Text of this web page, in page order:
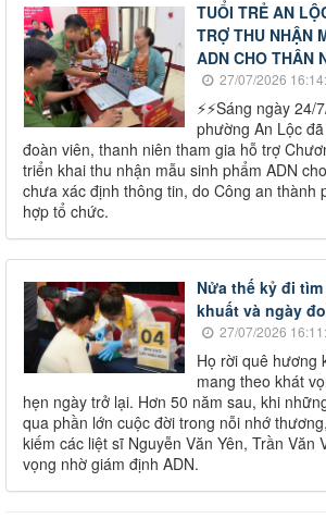
TUỔI TRẺ AN
TRỢ THU NHẬN
ADN CHO THÂN
27/07/2026
⚡️⚡️Sáng ngày
phường An Lộc
đoàn viên, thanh niên tham gia hỗ trợ
triển khai thu nhận mẫu sinh phẩm ADN
chưa xác định thông tin, do Công an thành
hợp tổ chức.
Nửa thế kỷ đi
khuất và ngày
27/07/2026
Họ rời quê hương
mang theo khát
hẹn ngày trở lại. Hơn 50 năm sau, khi
qua phần lớn cuộc đời trong nỗi nhớ
kiếm các liệt sĩ Nguyễn Văn Yên, Trần Văn
vọng nhờ giám định ADN.